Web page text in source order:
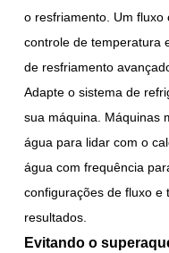
o resfriamento. Um fluxo
controle de temperatura
de resfriamento
Adapte o sistema de
sua máquina. Máquinas
água para lidar com o
água com frequência
configurações de fluxo e
resultados.
Evitando o